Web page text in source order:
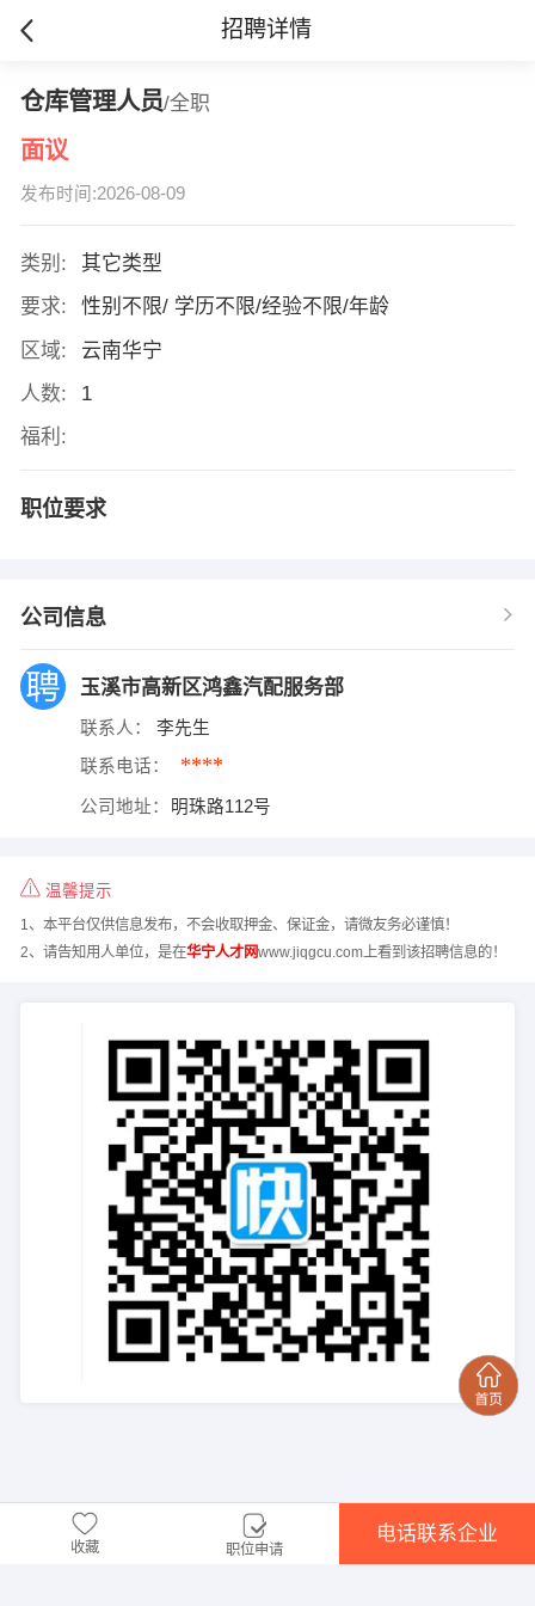
招聘详情
仓库管理人员/全职
面议
发布时间:2026-08-09
类别:
其它类型
要求:
性别不限/ 学历不限/经验不限/年龄
区域:
云南华宁
人数:
1
福利:
职位要求
公司信息
玉溪市高新区鸿鑫汽配服务部
联系人： 李先生
联系电话： ****
公司地址： 明珠路112号
温馨提示
1、本平台仅供信息发布，不会收取押金、保证金，请微友务必谨慎！
2、请告知用人单位，是在华宁人才网www.jiqgcu.com上看到该招聘信息的！
收藏 职位申请
电话联系企业